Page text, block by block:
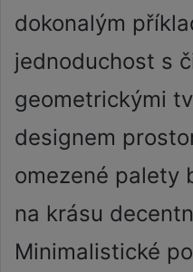
dokonalým
jednoduchost s
geometrickými
designem
omezené palety
na krásu
Minimalistické